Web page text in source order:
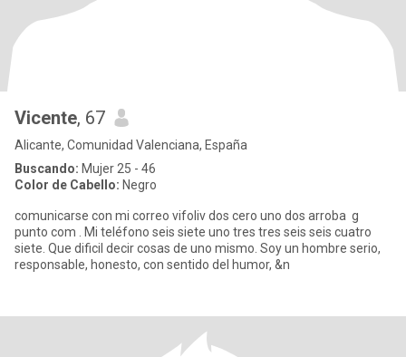
Vicente, 67
Alicante, Comunidad Valenciana, España
Buscando: Mujer 25 - 46
Color de Cabello: Negro
comunicarse con mi correo vifoliv dos cero uno dos arroba g
punto com . Mi teléfono seis siete uno tres tres seis seis cuatro
siete. Que dificil decir cosas de uno mismo. Soy un hombre serio,
responsable, honesto, con sentido del humor, &n